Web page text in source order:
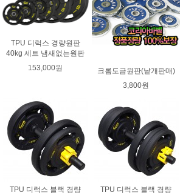
TPU 디럭스 경량원판
40kg 세트 냄새없는원판
153,000원
크롬도금원판(낱개판매)
3,800원
TPU 디럭스 블랙 경량
TPU 디럭스 블랙 경량